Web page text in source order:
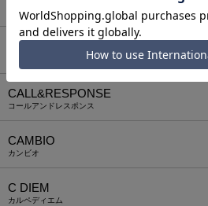
アウィナイト
BODYSONG.
CALL&RESPONSE
コールアンドレスポンス
CAMBIO
カンビオ
C DIEM
カルペディエム